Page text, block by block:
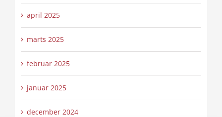
april 2025
marts 2025
februar 2025
januar 2025
december 2024